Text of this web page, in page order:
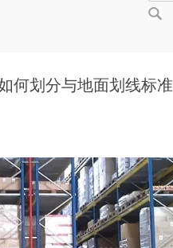
何划分与地面划线标准